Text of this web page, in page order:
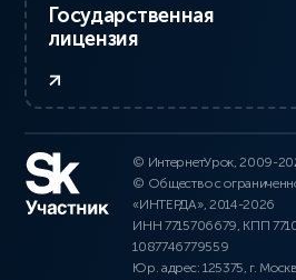
Государственная
лицензия
© ИнтернетУрок, 2009-
© Общество с
«ИНТЕРДА», 2014-2026
ИНН 7715706679, КПП
1087746779559
Юр. адрес: 125375, г.